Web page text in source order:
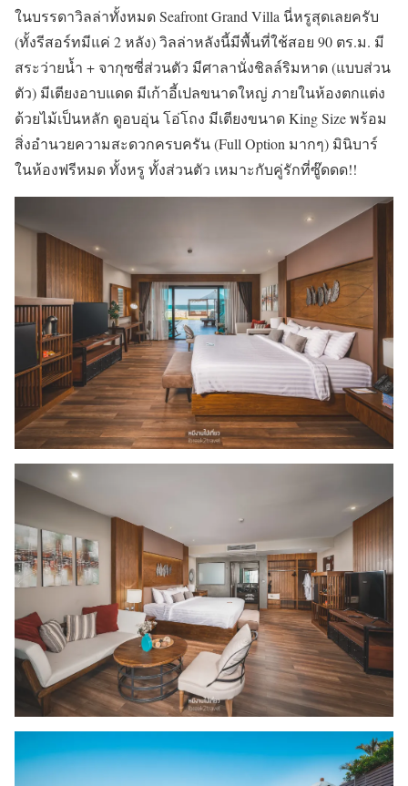
ในบรรดาวิลล่าทั้งหมด Seafront Grand Villa นี่หรูสุดเลยครับ
(ทั้งรีสอร์ทมีแค่ 2 หลัง) วิลล่าหลังนี้มีพื้นที่ใช้สอย 90 ตร.ม. มี
สระว่ายน้ำ + จากุซซี่ส่วนตัว มีศาลานั่งชิลล์ริมหาด (แบบส่วน
ตัว) มีเตียงอาบแดด มีเก้าอี้เปลขนาดใหญ่ ภายในห้องตกแต่ง
ด้วยไม้เป็นหลัก ดูอบอุ่น โอ่โถง มีเตียงขนาด King Size พร้อม
สิ่งอำนวยความสะดวกครบครัน (Full Option มากๆ) มินิบาร์
ในห้องฟรีหมด ทั้งหรู ทั้งส่วนตัว เหมาะกับคู่รักที่ซู๊ดดด!!